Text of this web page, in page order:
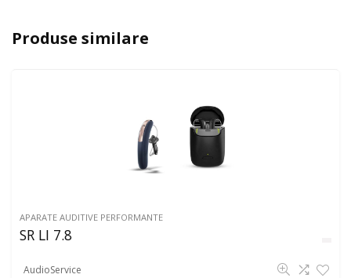
Produse similare
APARATE AUDITIVE PERFORMANTE
SR LI 7.8
AudioService